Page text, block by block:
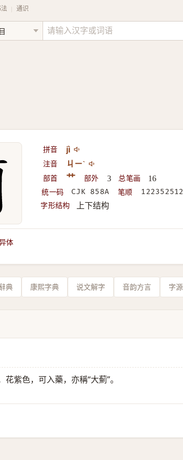
通识
拼音 jì
注音 ㄐㄧˋ
部首 艹 部外 3 总笔画 16
统一码 CJK 858A 笔顺
字形结构 上下结构
体
典 康熙字典 说文解字 音韵方言 字
紫色，可入藥，亦稱“大薊”。